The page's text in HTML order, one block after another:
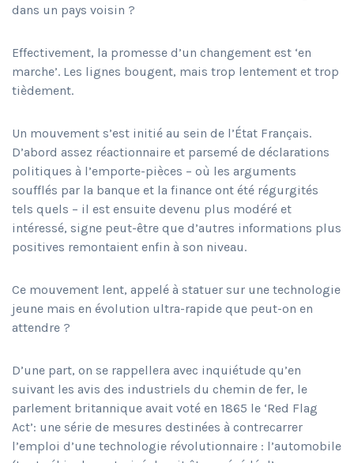
dans un pays voisin ?
Effectivement, la promesse d’un changement est ‘en
marche’. Les lignes bougent, mais trop lentement et trop
tièdement.
Un mouvement s’est initié au sein de l’État Français.
D’abord assez réactionnaire et parsemé de déclarations
politiques à l’emporte-pièces – où les arguments
soufflés par la banque et la finance ont été régurgités
tels quels – il est ensuite devenu plus modéré et
intéressé, signe peut-être que d’autres informations plus
positives remontaient enfin à son niveau.
Ce mouvement lent, appelé à statuer sur une technologie
jeune mais en évolution ultra-rapide que peut-on en
attendre ?
D’une part, on se rappellera avec inquiétude qu’en
suivant les avis des industriels du chemin de fer, le
parlement britannique avait voté en 1865 le ‘Red Flag
Act’: une série de mesures destinées à contrecarrer
l’emploi d’une technologie révolutionnaire : l’automobile